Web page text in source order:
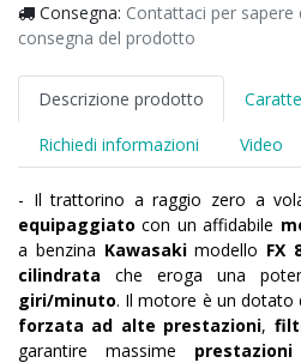
Consegna: Contattaci per
consegna del prodotto
Descrizione prodotto
Richiedi informazioni
Video
- Il trattorino a raggio zero a
equipaggiato con un affidabile
a benzina Kawasakimodello FX
cilindrata che eroga una
giri/minuto. Il motore è un dotato
forzata ad alte prestazioni,
garantire massime